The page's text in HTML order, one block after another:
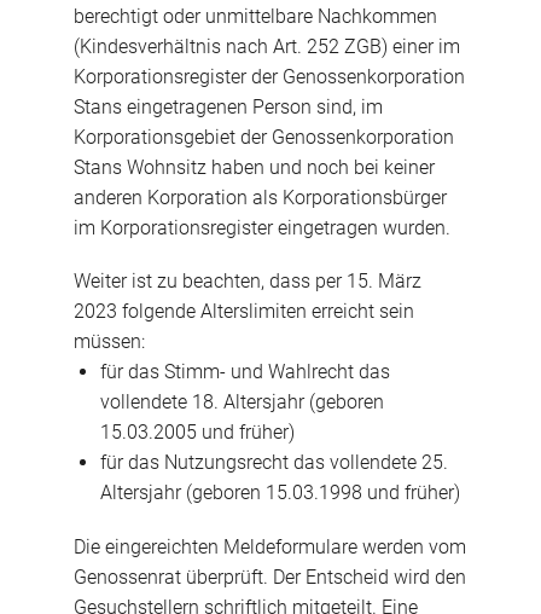
berechtigt oder unmittelbare Nachkommen
(Kindesverhältnis nach Art. 252 ZGB) einer im
Korporationsregister der Genossenkorporation
Stans eingetragenen Person sind, im
Korporationsgebiet der Genossenkorporation
Stans Wohnsitz haben und noch bei keiner
anderen Korporation als Korporationsbürger
im Korporationsregister eingetragen wurden.
Weiter ist zu beachten, dass per 15. März
2023 folgende Alterslimiten erreicht sein
müssen:
für das Stimm- und Wahlrecht das
vollendete 18. Altersjahr (geboren
15.03.2005 und früher)
für das Nutzungsrecht das vollendete 25.
Altersjahr (geboren 15.03.1998 und früher)
Die eingereichten Meldeformulare werden vom
Genossenrat überprüft. Der Entscheid wird den
Gesuchstellern schriftlich mitgeteilt. Eine